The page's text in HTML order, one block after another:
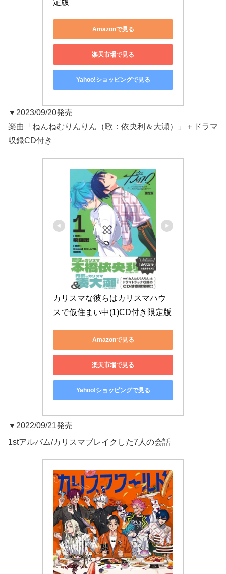
定版
Amazonで見る
楽天市場で見る
Yahoo!ショッピングで見る
▼2023/09/20発売
楽曲「ねんねむりんりん（歌：依央利＆大瀬）」＋ドラマ
収録CD付き
カリスマな彼らはカリスマハウ
スで仮住まい中(1)CD付き限定版
Amazonで見る
楽天市場で見る
Yahoo!ショッピングで見る
▼2022/09/21発売
1stアルバム/カリスマブレイクした7人の会話